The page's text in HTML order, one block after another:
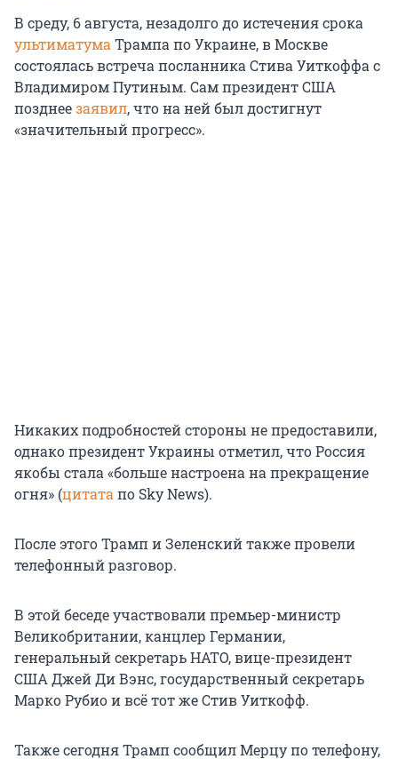
В среду, 6 августа, незадолго до истечения срока
ультиматумаТрампа по Украине, в Москве
состоялась встреча посланника Стива Уиткоффа с
Владимиром Путиным. Сам президент США
позднеезаявил, что на ней был достигнут
«значительный прогресс».
Никаких подробностей стороны не предоставили,
однако президент Украины отметил, что Россия
якобы стала «больше настроена на прекращение
огня» (цитатапо Sky News).
После этого Трамп и Зеленский также провели
телефонный разговор.
В этой беседе участвовали премьер-министр
Великобритании, канцлер Германии,
генеральный секретарь НАТО, вице-президент
США Джей Ди Вэнс, государственный секретарь
Марко Рубио и всё тот же Стив Уиткофф.
Также сегодня Трамп сообщил Мерцу по телефону,